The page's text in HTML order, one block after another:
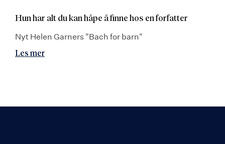
Hun har alt du kan håpe å finne hos en forfatter
Nyt Helen Garners "Bach for barn"
Les mer